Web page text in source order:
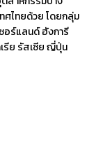
ศไทยด้วย โดยกลุ่ม
อร์แลนด์ ฮังการี
รีย รัสเซีย ญี่ปุ่น